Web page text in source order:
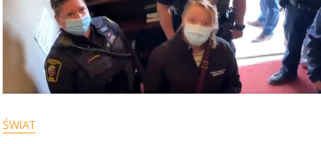
ŚWIAT